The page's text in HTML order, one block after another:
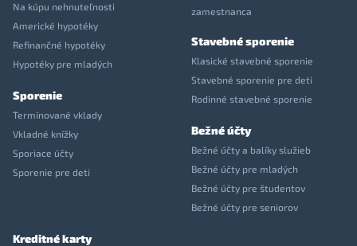
Na kúpu nehnuteľnosti
Americké hypotéky
Refinančné hypotéky
Hypotéky pre mladých
Sporenie
Termínované vklady
Vkladné knížky
Sporiace účty
Sporenie pre deti
zamestnanca
Stavebné sporenie
Klasické stavebné sporenie
Stavebné sporenie pre deti
Rodinné stavebné sporenie
Bežné účty
Bežné účty a balíky služieb
Bežné účty pre mladých
Bežné účty pre študentov
Bežné účty pre seniorov
Kreditné karty